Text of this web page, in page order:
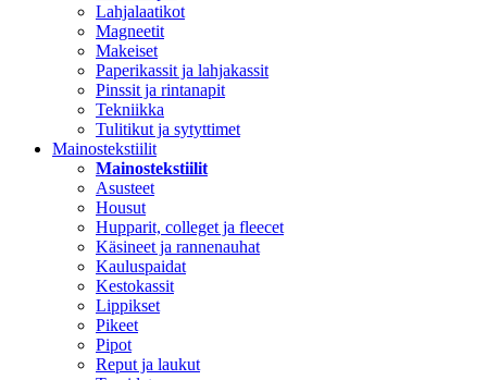
Lahjalaatikot
Magneetit
Makeiset
Paperikassit ja lahjakassit
Pinssit ja rintanapit
Tekniikka
Tulitikut ja sytyttimet
Mainostekstiilit
Mainostekstiilit
Asusteet
Housut
Hupparit, colleget ja fleecet
Käsineet ja rannenauhat
Kauluspaidat
Kestokassit
Lippikset
Pikeet
Pipot
Reput ja laukut